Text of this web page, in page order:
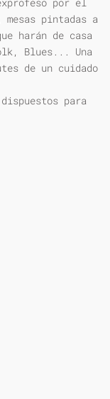
por el
pintadas a
harán de casa
Blues... Una
de un cuidado
para